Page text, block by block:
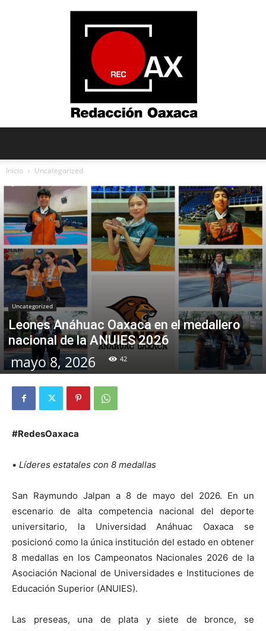
Oaxaca
Inicio Uncategorized
Uncategorized
Leones Anáhuac Oaxaca en el medallero
nacional de la ANUIES 2026
mayo 8, 2026 42
#RedesOaxaca
• Líderes estatales con 8 medallas
San Raymundo Jalpan a 8 de mayo del 2026. En un
escenario de alta competencia nacional del deporte
universitario, la Universidad Anáhuac Oaxaca se
posicionó como la única institución del estado en obtener
8 medallas en los Campeonatos Nacionales 2026 de la
Asociación Nacional de Universidades e Instituciones de
Educación Superior (ANUIES).
Las preseas, una de plata y siete de bronce, se